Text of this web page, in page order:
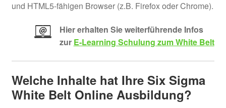
und HTML5-fähigen Browser (z.B. Firefox oder Chrome).
Hier erhalten Sie weiterführende Infos
zur E-Learning Schulung zum White Belt
Welche Inhalte hat Ihre Six Sigma
White Belt Online Ausbildung?